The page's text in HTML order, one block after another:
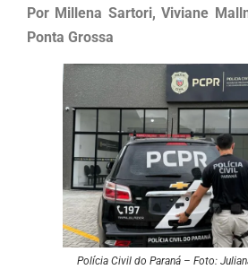
Por Millena Sartori, Viviane
Ponta Grossa
Polícia Civil do Paraná – Foto: